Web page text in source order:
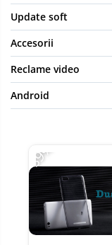
Update soft
Accesorii
Reclame video
Android
-89%